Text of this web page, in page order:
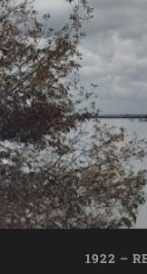
1922 –